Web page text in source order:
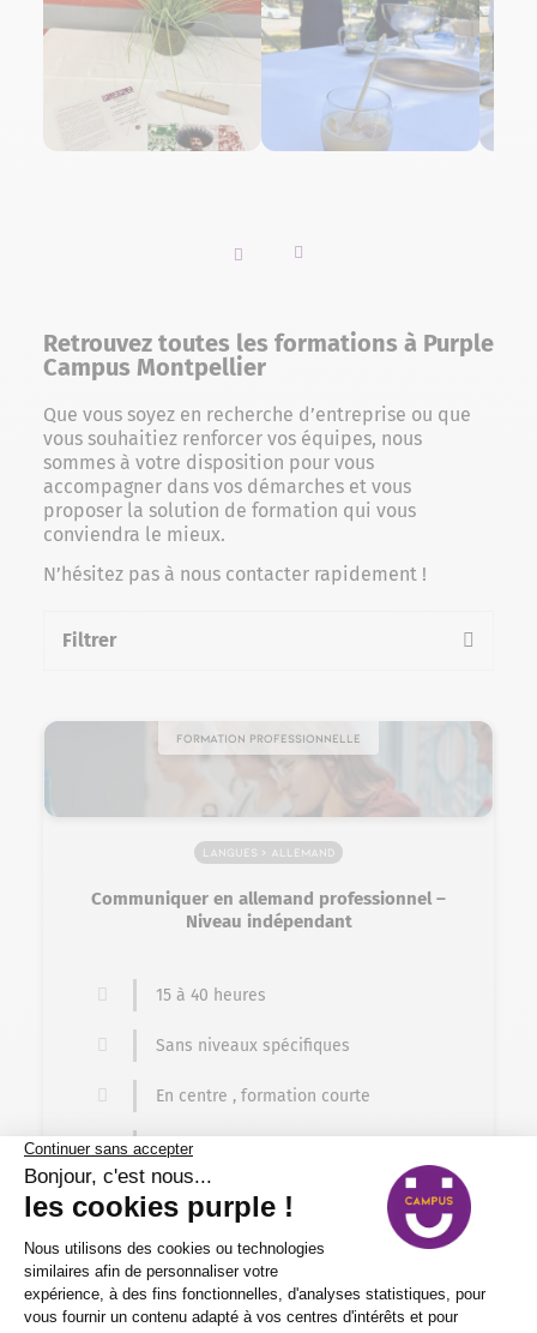
Slider vers la gauche
Slider vers la droite
Retrouvez toutes les formations à Purple
Campus Montpellier
Que vous soyez en recherche d’entreprise ou que
vous souhaitiez renforcer vos équipes, nous
sommes à votre disposition pour vous
accompagner dans vos démarches et vous
proposer la solution de formation qui vous
conviendra le mieux.
N’hésitez pas à nous contacter rapidement !
Filtrer
Formation professionnelle
Langues > Allemand
Communiquer en allemand professionnel –
Niveau indépendant
15 à 40 heures
Sans niveaux spécifiques
En centre , formation courte
Salariés, Demandeurs d'emploi
Éligible CPF
Formation professionnelle